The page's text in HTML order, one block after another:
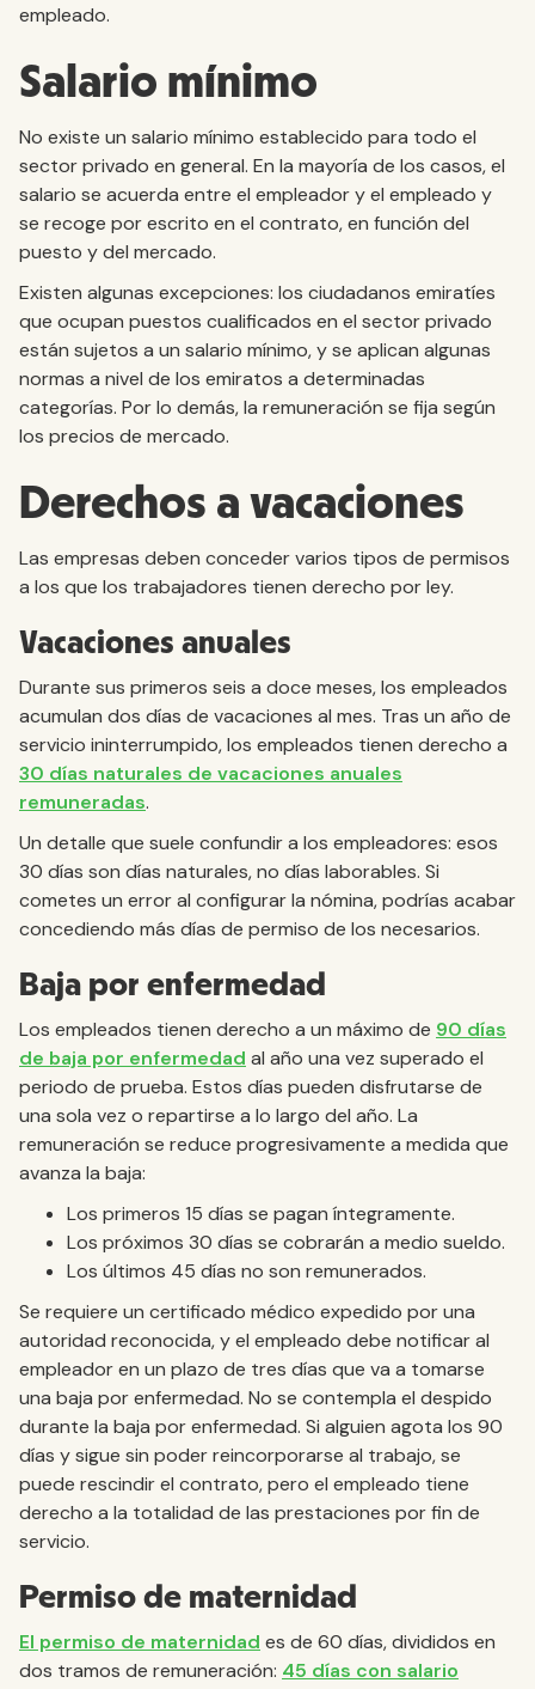
empleado.
Salario mínimo
No existe un salario mínimo establecido para todo el
sector privado en general. En la mayoría de los casos, el
salario se acuerda entre el empleador y el empleado y
se recoge por escrito en el contrato, en función del
puesto y del mercado.
Existen algunas excepciones: los ciudadanos emiratíes
que ocupan puestos cualificados en el sector privado
están sujetos a un salario mínimo, y se aplican algunas
normas a nivel de los emiratos a determinadas
categorías. Por lo demás, la remuneración se fija según
los precios de mercado.
Derechos a vacaciones
Las empresas deben conceder varios tipos de permisos
a los que los trabajadores tienen derecho por ley.
Vacaciones anuales
Durante sus primeros seis a doce meses, los empleados
acumulan dos días de vacaciones al mes. Tras un año de
servicio ininterrumpido, los empleados tienen derecho a
30 días naturales de vacaciones anuales
remuneradas.
Un detalle que suele confundir a los empleadores: esos
30 días son días naturales, no días laborables. Si
cometes un error al configurar la nómina, podrías acabar
concediendo más días de permiso de los necesarios.
Baja por enfermedad
Los empleados tienen derecho a un máximo de 90 días
de baja por enfermedad al año una vez superado el
periodo de prueba. Estos días pueden disfrutarse de
una sola vez o repartirse a lo largo del año. La
remuneración se reduce progresivamente a medida que
avanza la baja:
Los primeros 15 días se pagan íntegramente.
Los próximos 30 días se cobrarán a medio sueldo.
Los últimos 45 días no son remunerados.
Se requiere un certificado médico expedido por una
autoridad reconocida, y el empleado debe notificar al
empleador en un plazo de tres días que va a tomarse
una baja por enfermedad. No se contempla el despido
durante la baja por enfermedad. Si alguien agota los 90
días y sigue sin poder reincorporarse al trabajo, se
puede rescindir el contrato, pero el empleado tiene
derecho a la totalidad de las prestaciones por fin de
servicio.
Permiso de maternidad
El permiso de maternidad es de 60 días, divididos en
dos tramos de remuneración: 45 días con salario